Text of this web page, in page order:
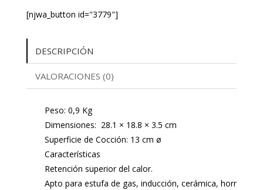
[njwa_button id="3779"]
DESCRIPCIÓN
VALORACIONES (0)
Peso: 0,9 Kg
Dimensiones: 28.1 × 18.8 × 3.5 cm
Superficie de Cocción: 13 cm ø
Características
Retención superior del calor.
Apto para estufa de gas, inducción, cerámica, horno y